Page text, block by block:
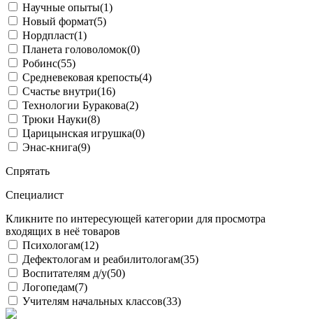
Научные опыты(1)
Новый формат(5)
Нордпласт(1)
Планета головоломок(0)
Робинс(55)
Средневековая крепость(4)
Счастье внутри(16)
Технологии Буракова(2)
Трюки Науки(8)
Царицынская игрушка(0)
Энас-книга(9)
Спрятать
Специалист
Кликните по интересующей категории для просмотра
входящих в неё товаров
Психологам(12)
Дефектологам и реабилитологам(35)
Воспитателям д/у(50)
Логопедам(7)
Учителям начальных классов(33)